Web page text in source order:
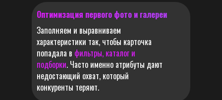
Заполняем и выравниваем
характеристики так, чтобы карточка
попадала в фильтры, каталог и
подборки. Часто именно атрибуты дают
недостающий охват, который
конкуренты теряют.
Оптимизация первого фото и галереи
СТОИМОСТЬНАШИХ